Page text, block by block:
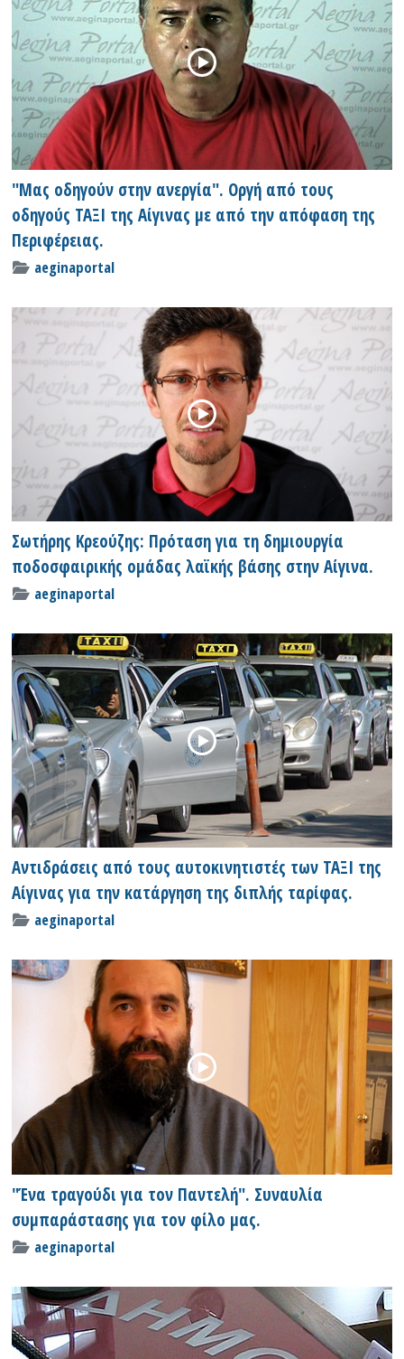
"Μας οδηγούν στην ανεργία". Οργή από τους
οδηγούς ΤΑΞΙ της Αίγινας με από την απόφαση της
Περιφέρειας.
aeginaportal
Σωτήρης Κρεούζης: Πρόταση για τη δημιουργία
ποδοσφαιρικής ομάδας λαϊκής βάσης στην Αίγινα.
aeginaportal
Αντιδράσεις από τους αυτοκινητιστές των ΤΑΞΙ της
Αίγινας για την κατάργηση της διπλής ταρίφας.
aeginaportal
"Ένα τραγούδι για τον Παντελή". Συναυλία
συμπαράστασης για τον φίλο μας.
aeginaportal